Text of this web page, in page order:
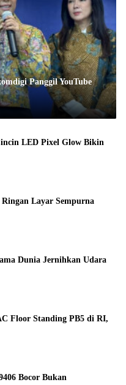
Panggil YouTube
LED Pixel Glow Bikin
Layar Sempurna
Dunia Jernihkan Udara
Floor Standing PB5 di RI,
Bocor Bukan